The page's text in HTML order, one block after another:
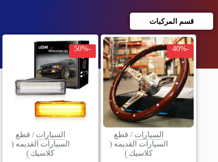
قسم المركبات
-40%
السيارات / قطع
السيارات القديمه (
كلاسيك )
-50%
السيارات / قطع
السيارات القديمه (
كلاسيك )